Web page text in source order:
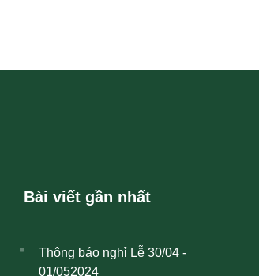
Bài viết gần nhất
Thông báo nghỉ Lễ 30/04 -
01/052024